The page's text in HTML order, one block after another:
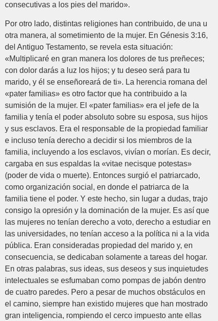
consecutivas a los pies del marido».
Por otro lado, distintas religiones han contribuido, de una u
otra manera, al sometimiento de la mujer. En Génesis 3:16,
del Antiguo Testamento, se revela esta situación:
«Multiplicaré en gran manera los dolores de tus preñeces;
con dolor darás a luz los hijos; y tu deseo será para tu
marido, y él se enseñoreará de ti». La herencia romana del
«pater familias» es otro factor que ha contribuido a la
sumisión de la mujer. El «pater familias» era el jefe de la
familia y tenía el poder absoluto sobre su esposa, sus hijos
y sus esclavos. Era el responsable de la propiedad familiar
e incluso tenía derecho a decidir si los miembros de la
familia, incluyendo a los esclavos, vivían o morían. Es decir,
cargaba en sus espaldas la «vitae necisque potestas»
(poder de vida o muerte). Entonces surgió el patriarcado,
como organización social, en donde el patriarca de la
familia tiene el poder. Y este hecho, sin lugar a dudas, trajo
consigo la opresión y la dominación de la mujer. Es así que
las mujeres no tenían derecho a voto, derecho a estudiar en
las universidades, no tenían acceso a la política ni a la vida
pública. Eran consideradas propiedad del marido y, en
consecuencia, se dedicaban solamente a tareas del hogar.
En otras palabras, sus ideas, sus deseos y sus inquietudes
intelectuales se esfumaban como pompas de jabón dentro
de cuatro paredes. Pero a pesar de muchos obstáculos en
el camino, siempre han existido mujeres que han mostrado
gran inteligencia, rompiendo el cerco impuesto ante ellas